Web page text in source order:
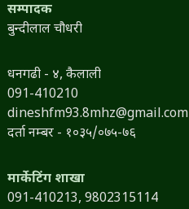
सम्पादक
बुन्दीलाल चौधरी
धनगढी - ४, कैलाली
091-410210
dineshfm93.8mhz@gmail.com
दर्ता नम्बर - १०३५/०७५-७६
मार्केटिंग शाखा
091-410213, 9802315114